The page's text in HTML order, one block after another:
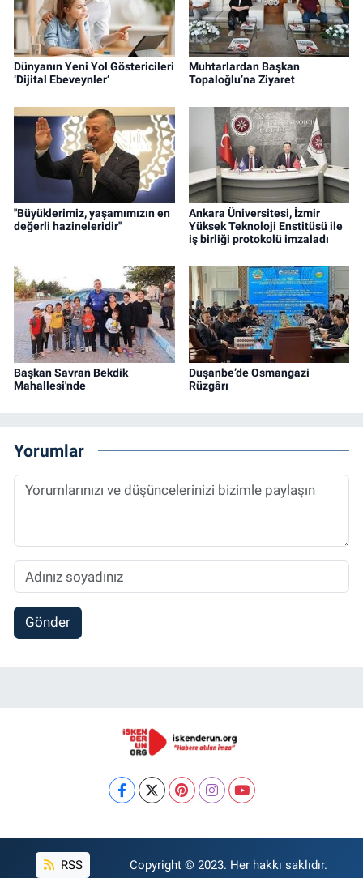
Dünyanın Yeni Yol Göstericileri
‘Dijital Ebeveynler’
Muhtarlardan Başkan
Topaloğlu’na Ziyaret
''Büyüklerimiz, yaşamımızın en
değerli hazineleridir''
Ankara Üniversitesi, İzmir
Yüksek Teknoloji Enstitüsü ile
iş birliği protokolü imzaladı
Başkan Savran Bekdik
Mahallesi'nde
Duşanbe’de Osmangazi
Rüzgârı
Yorumlar
Gönder
RSS Copyright © 2023. Her hakkı saklıdır.